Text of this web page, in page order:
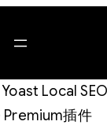
Local
插件